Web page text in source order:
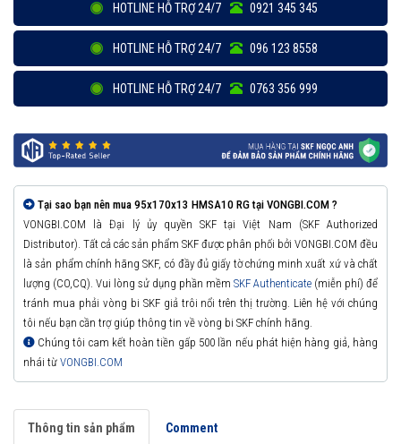
HOTLINE HỖ TRỢ 24/7 0921 345 345
HOTLINE HỖ TRỢ 24/7 096 123 8558
HOTLINE HỖ TRỢ 24/7 0763 356 999
Tại sao bạn nên mua 95x170x13 HMSA10 RG tại VONGBI.COM ?
VONGBI.COM là Đại lý ủy quyền SKF tại Việt Nam (SKF Authorized
Distributor). Tất cả các sản phẩm SKF được phân phối bởi VONGBI.COM đều
là sản phẩm chính hãng SKF, có đầy đủ giấy tờ chứng minh xuất xứ và chất
lượng (CO,CQ). Vui lòng sử dụng phần mềm SKF Authenticate (miễn phí) để
tránh mua phải vòng bi SKF giả trôi nổi trên thị trường. Liên hệ với chúng
tôi nếu bạn cần trợ giúp thông tin về vòng bi SKF chính hãng.
Chúng tôi cam kết hoàn tiền gấp 500 lần nếu phát hiện hàng giả, hàng
nhái từ VONGBI.COM
Thông tin sản phẩm Comment